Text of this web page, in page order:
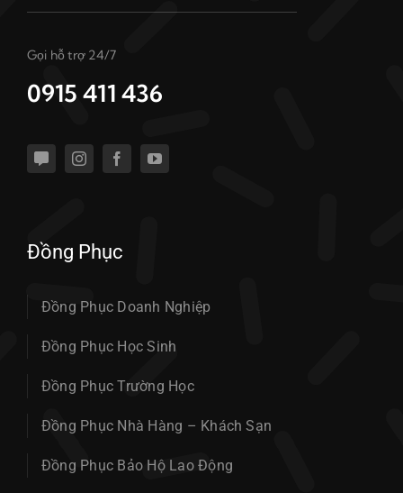
Gọi hỗ trợ 24/7
0915 411 436
Đồng Phục
Đồng Phục Doanh Nghiệp
Đồng Phục Học Sinh
Đồng Phục Trường Học
Đồng Phục Nhà Hàng – Khách Sạn
Đồng Phục Bảo Hộ Lao Động